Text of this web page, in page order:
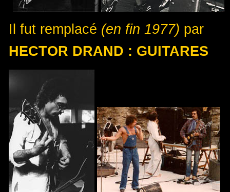
Il fut remplacé (en fin 1977) par
HECTOR DRAND : GUITARES